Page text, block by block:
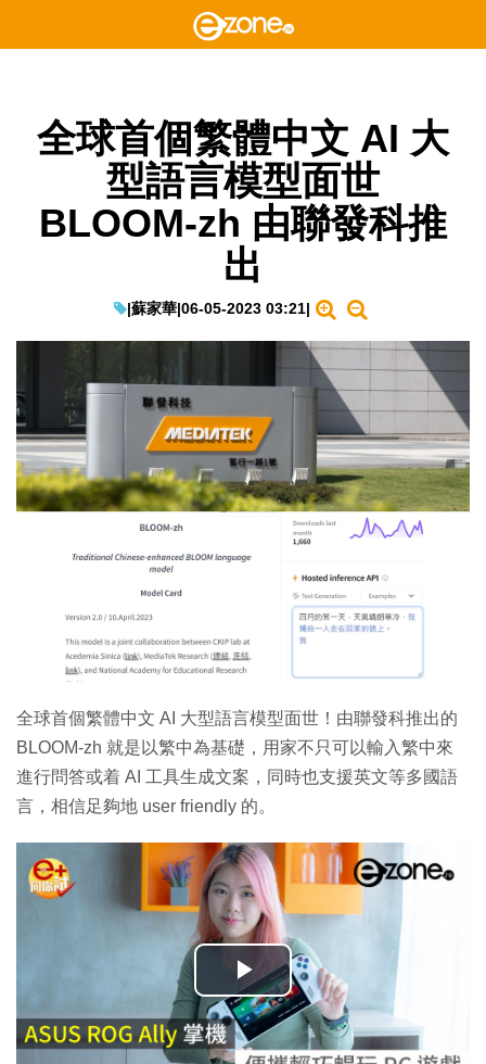
全球首個繁體中文 AI 大
型語言模型面世
BLOOM-zh 由聯發科推
出
|蘇家華|06-05-2023 03:21|
全球首個繁體中文 AI 大型語言模型面世！由聯發科推出的
BLOOM-zh 就是以繁中為基礎，用家不只可以輸入繁中來
進行問答或着 AI 工具生成文案，同時也支援英文等多國語
言，相信足夠地 user friendly 的。
播
放